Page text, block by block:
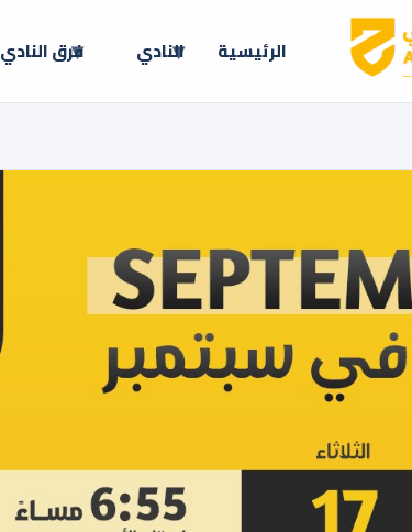
الرئيسية النادي فرق النادي